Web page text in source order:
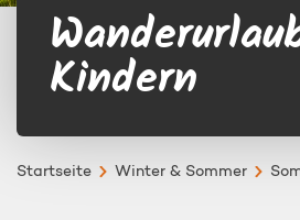
Kindern
Startseite Winter & Sommer